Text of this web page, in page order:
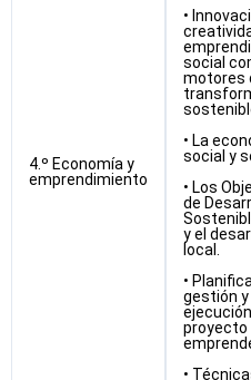
4.º Economía y
emprendimiento
•
social
motores
• La
social y
• Los
de
y el
local.
•
gestión y
proyecto
•